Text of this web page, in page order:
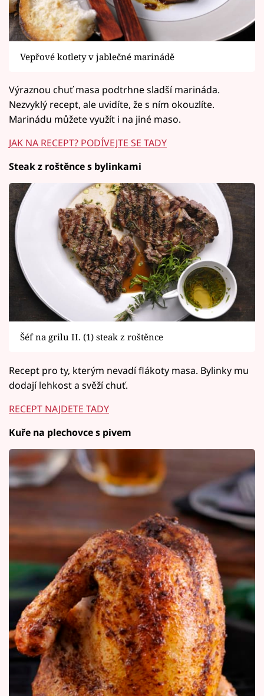
Vepřové kotlety v jablečné marinádě
Výraznou chuť masa podtrhne sladší marináda.
Nezvyklý recept, ale uvidíte, že s ním okouzlíte.
Marinádu můžete využít i na jiné maso.
JAK NA RECEPT? PODÍVEJTE SE TADY
Steak z roštěnce s bylinkami
Šéf na grilu II. (1) steak z roštěnce
Recept pro ty, kterým nevadí flákoty masa. Bylinky mu
dodají lehkost a svěží chuť.
RECEPT NAJDETE TADY
Kuře na plechovce s pivem